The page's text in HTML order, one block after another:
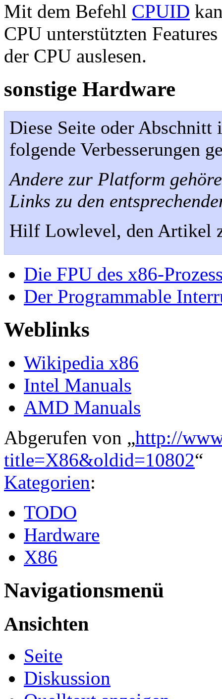
Mit dem Befehl CPUID
CPU unterstützten
der CPU auslesen.
sonstige Hardware
Diese Seite oder
folgende Verbesserungen
Andere zur Platform
Links zu den
Hilf Lowlevel, den Artikel
Die FPU des x86-
Der Programmable
Weblinks
Wikipedia x86
Intel Manuals
AMD Manuals
Abgerufen von „http://
title=X86&oldid=10802“
Kategorien:
TODO
Hardware
X86
Navigationsmenü
Ansichten
Seite
Diskussion